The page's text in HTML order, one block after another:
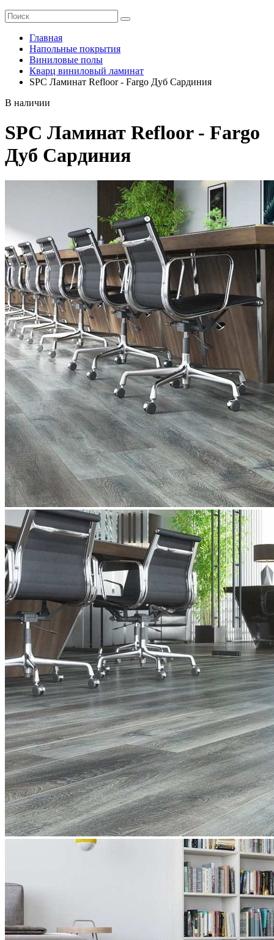
Главная
Напольные покрытия
Виниловые полы
Кварц виниловый ламинат
SPC Ламинат Refloor - Fargo Дуб Сардиния
В наличии
SPC Ламинат Refloor - Fargo
Дуб Сардиния